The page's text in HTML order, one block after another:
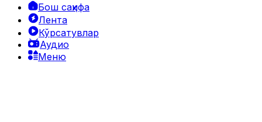
Бош саҳифа
Лента
Кўрсатувлар
Аудио
Меню